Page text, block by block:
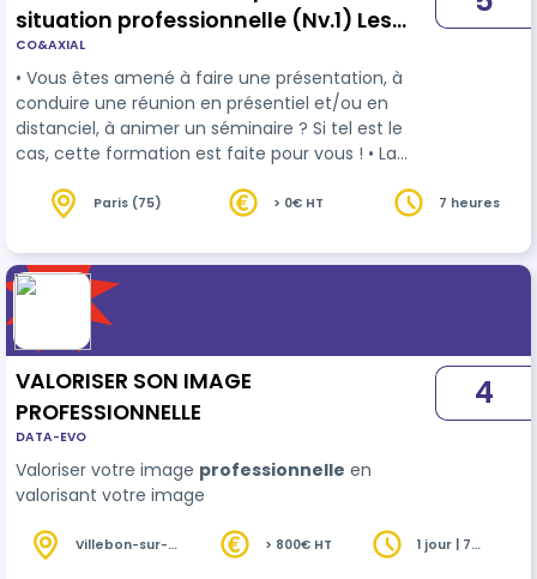
situation professionnelle (Nv.1) Les
incontournables
CO&AXIAL
• Vous êtes amené à faire une présentation, à
conduire une réunion en présentiel et/ou en
distanciel, à animer un séminaire ? Si tel est le
cas, cette formation est faite pour vous ! • La
les compétences managériales et
société où l'image prend de plus en plus de place.
Nous vous proposons de venir développer ou
améliorer votre confiance et votre aisa…
Paris (75) > 0€ HT 7 heures
VALORISER SON IMAGE
PROFESSIONNELLE
DATA-EVO
Valoriser votre image professionnelle en
valorisant votre image
4
Villebon-sur-
> 800€ HT
1 jour | 7